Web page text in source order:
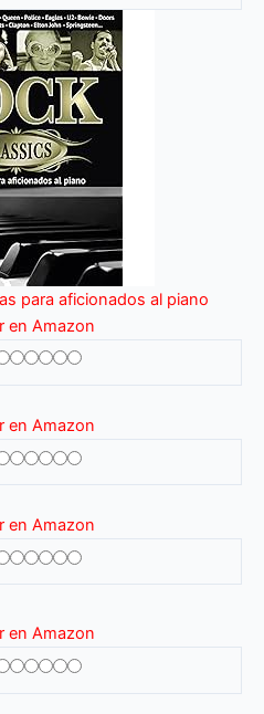
para aficionados al piano
en Amazon
en Amazon
en Amazon
en Amazon